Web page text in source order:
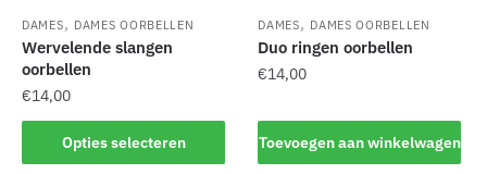
DAMES, DAMES OORBELLEN
Wervelende slangen
oorbellen
€14,00
Opties selecteren
product
DAMES, DAMES OORBELLEN
Duo ringen oorbellen
€14,00
Toevoegen aan winkelwagen